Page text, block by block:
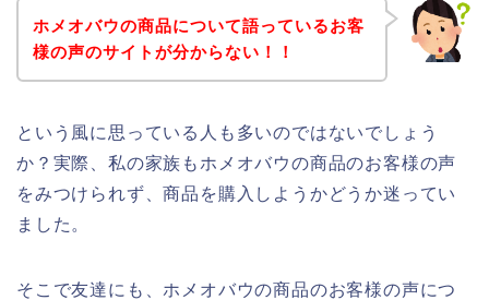
ホメオバウの商品について語っているお客
様の声のサイトが分からない！！
という風に思っている人も多いのではないでしょう
か？実際、私の家族もホメオバウの商品のお客様の声
をみつけられず、商品を購入しようかどうか迷ってい
ました。
そこで友達にも、ホメオバウの商品のお客様の声につ